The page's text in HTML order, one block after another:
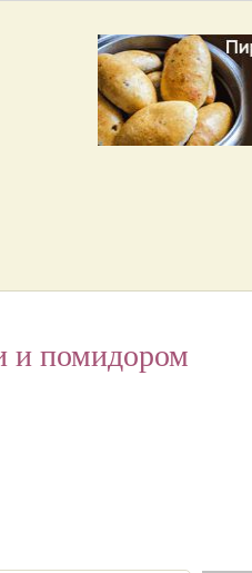
и помидором